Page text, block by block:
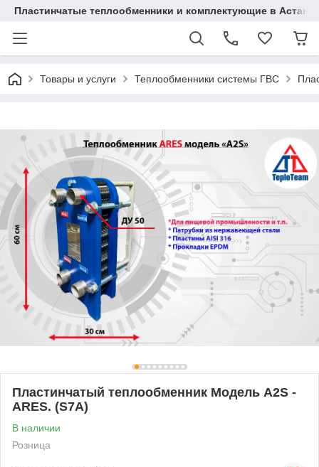
Пластинчатые теплообменники и комплектующие в Астане
Товары и услуги Теплообменники системы ГВС
Пластинчатый теплообменник Модель A2S -
ARES. (S7A)
В наличии
Розница